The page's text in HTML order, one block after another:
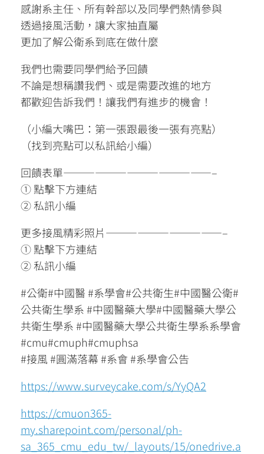
感謝系主任、所有幹部以及同學們熱情參與
透過接風活動，讓大家抽直屬
更加了解公衛系到底在做什麼
我們也需要同學們給予回饋
不論是想稱讚我們、或是需要改進的地方
都歡迎告訴我們！讓我們有進步的機會！
（小編大嘴巴：第一張跟最後一張有亮點）
（找到亮點可以私訊給小編）
回饋表單——————————————–
① 點擊下方連結
② 私訊小編
更多接風精彩照片———————————–
① 點擊下方連結
② 私訊小編
#公衛#中國醫 #系學會#公共衛生#中國醫公衛#
公共衛生學系 #中國醫藥大學#中國醫藥大學公
共衛生學系 #中國醫藥大學公共衛生學系系學會
#cmu#cmuph#cmuphsa
#接風 #圓滿落幕 #系會 #系學會公告
https://www.surveycake.com/s/YyQA2
https://cmuon365-
my.sharepoint.com/personal/ph-
sa_365_cmu_edu_tw/_layouts/15/onedrive.a